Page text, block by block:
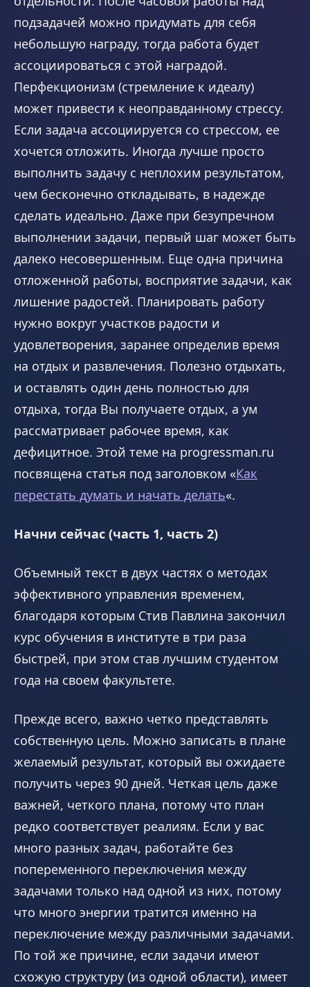
подзадачей можно придумать для себя
небольшую награду, тогда работа будет
ассоциироваться с этой наградой.
Перфекционизм (стремление к идеалу)
может привести к неоправданному стрессу.
Если задача ассоциируется со стрессом, ее
хочется отложить. Иногда лучше просто
выполнить задачу с неплохим результатом,
чем бесконечно откладывать, в надежде
сделать идеально. Даже при безупречном
выполнении задачи, первый шаг может быть
далеко несовершенным. Еще одна причина
отложенной работы, восприятие задачи, как
лишение радостей. Планировать работу
нужно вокруг участков радости и
удовлетворения, заранее определив время
на отдых и развлечения. Полезно отдыхать,
и оставлять один день полностью для
отдыха, тогда Вы получаете отдых, а ум
рассматривает рабочее время, как
дефицитное. Этой теме на progressman.ru
посвящена статья под заголовком «Как
перестать думать и начать делать«.
Начни сейчас (часть 1, часть 2)
Объемный текст в двух частях о методах
эффективного управления временем,
благодаря которым Стив Павлина закончил
курс обучения в институте в три раза
быстрей, при этом став лучшим студентом
года на своем факультете.
Прежде всего, важно четко представлять
собственную цель. Можно записать в плане
желаемый результат, который вы ожидаете
получить через 90 дней. Четкая цель даже
важней, четкого плана, потому что план
редко соответствует реалиям. Если у вас
много разных задач, работайте без
попеременного переключения между
задачами только над одной из них, потому
что много энергии тратится именно на
переключение между различными задачами.
По той же причине, если задачи имеют
схожую структуру (из одной области), имеет